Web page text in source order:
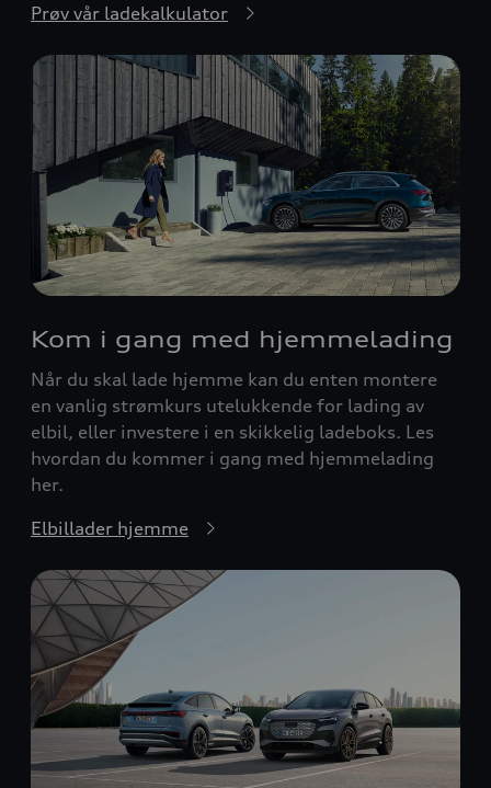
Prøv vår ladekalkulator
Kom i gang med hjemmelading
Når du skal lade hjemme kan du enten montere
en vanlig strømkurs utelukkende for lading av
elbil, eller investere i en skikkelig ladeboks. Les
hvordan du kommer i gang med hjemmelading
her.
Elbillader hjemme